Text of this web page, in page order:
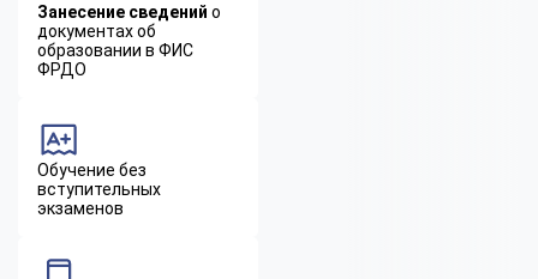
Занесение сведений о
документах об
образовании в ФИС
ФРДО
Обучение без
вступительных
экзаменов